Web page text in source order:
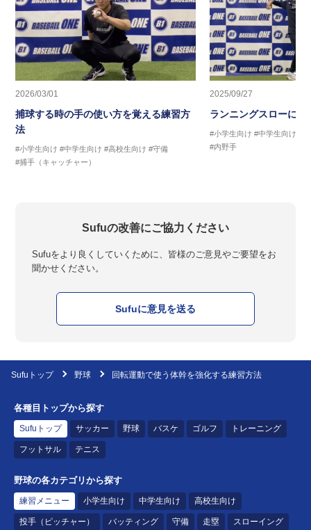
2026/03/01
捕球する時の手の使い方を覚える練習方
法
#小学生向け #中学生向け #高校生向け #守備
#捕手（キャッチャー）
2025/09/27
ランニングスローに繋
#小学生向け #中学生向け
#内野手
Sufuの改善にご協力ください
Sufuをより良くしていくために、皆様のご意見やご要望をお
聞かせください。
Sufuに意見を送る
Sufuトップ 野球 回転運動で使う体幹を強化する練習方法
各種目トップから探す
Sufuトップ サッカー 野球 バスケ ゴルフ トレーニング
フットサル テニス
野球の各カテゴリから探す
練習メニュー 小学生向け 中学生向け 高校生向け
投手（ピッチャー） バッティング 守備 走塁 スローイング